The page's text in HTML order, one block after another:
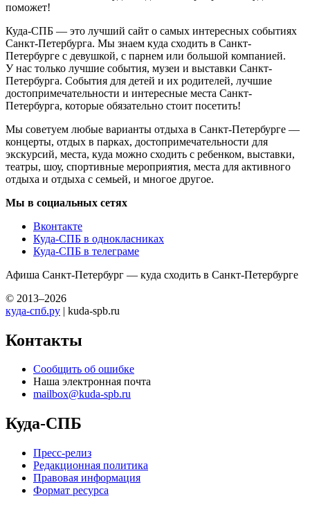
поможет!
Куда-СПБ — это лучший сайт о самых интересных событиях
Санкт-Петербурга. Мы знаем куда сходить в Санкт-
Петербурге с девушкой, с парнем или большой компанией.
У нас только лучшие события, музеи и выставки Санкт-
Петербурга. События для детей и их родителей, лучшие
достопримечательности и интересные места Санкт-
Петербурга, которые обязательно стоит посетить!
Мы советуем любые варианты отдыха в Санкт-Петербурге —
концерты, отдых в парках, достопримечательности для
экскурсий, места, куда можно сходить с ребенком, выставки,
театры, шоу, спортивные мероприятия, места для активного
отдыха и отдыха с семьей, и многое другое.
Мы в социальных сетях
Вконтакте
Куда-СПБ в однокласниках
Куда-СПБ в телеграме
Афиша Санкт-Петербург — куда сходить в Санкт-Петербурге
© 2013–2026
куда-спб.ру | kuda-spb.ru
Контакты
Сообщить об ошибке
Наша электронная почта
mailbox@kuda-spb.ru
Куда-СПБ
Пресс-релиз
Редакционная политика
Правовая информация
Формат ресурса